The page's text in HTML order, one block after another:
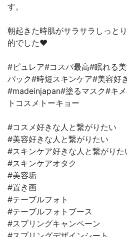
す。
朝起きた時肌がサラサラしっと
的でした❤️
#ピュレア#コスパ最高#眠れる
パック#時短スキンケア#美容好
#madeinjapan#塗るマスク#キ
トコスメトーキョー
#コスメ好きな人と繋がりたい
#美容好きな人と繋がりたい
#スキンケア好きな人と繋がりた
#スキンケアオタク
#美容垢
#置き画
#テーブルフォト
#テーブルフォトブース
#スプリングキャンペーン